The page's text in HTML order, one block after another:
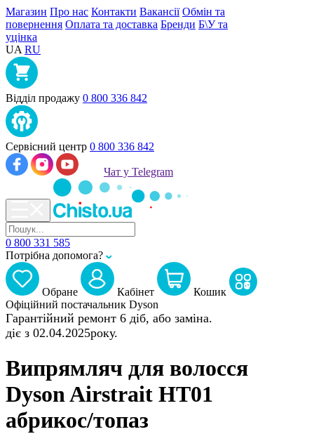
Магазин Про нас Контакти Вакансії Обмін та
повернення Оплата та доставка Бренди Б\У та
уцінка
UA RU
Відділ продажу 0 800 336 842
Сервісний центр 0 800 336 842
Чат у Telegram
0 800 331 585
Потрібна допомога?
Обране Кабiнет
Кошик
Офіційний постачальник Dyson
Гарантійний ремонт 6 діб, або заміна.
діє з 02.04.2025року.
Випрямляч для волосся
Dyson Airstrait HT01
абрикос/топаз